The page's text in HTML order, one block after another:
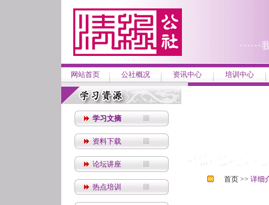
网站首页 公社概况 资讯中心 培训中心
学习文摘
资料下载
论坛讲座
热点培训
首页 >> 详细